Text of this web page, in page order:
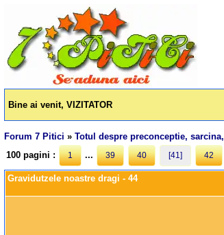
Bine ai venit, VIZITATOR
Forum 7 Pitici »Totul despre preconceptie,
100 pagini :
1 ... 39 40 [41] 42
Gravidutzele noastre dragi - 44